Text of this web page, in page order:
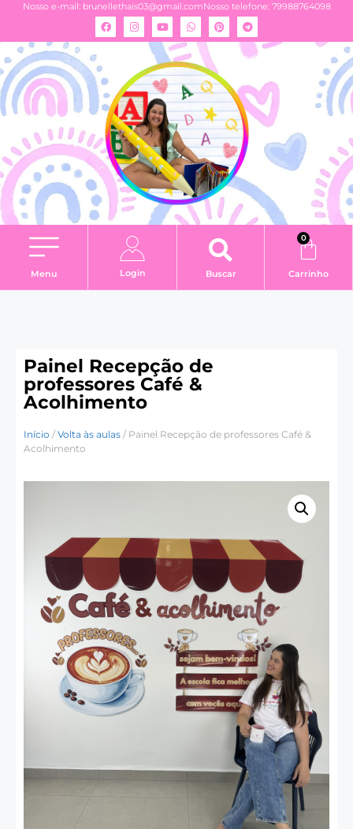
Nosso e-mail: brunellethais03@gmail.comNosso telefone: 79988764098
Menu Login Buscar
0
Carrinho
Painel Recepção de
professores Café &
Acolhimento
Início / Volta às aulas / Painel Recepção de professores Café &
Acolhimento